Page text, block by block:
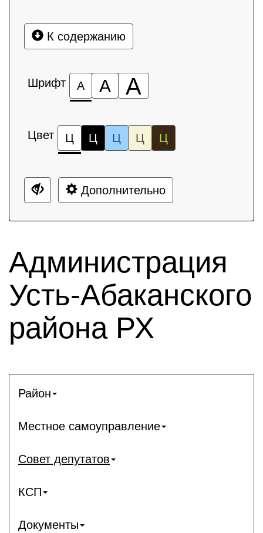
К содержанию
Шрифт А А А
Цвет Ц Ц Ц Ц Ц
Дополнительно
Администрация
Усть-Абаканского
района РХ
Район
Местное самоуправление
Совет депутатов
КСП
Документы